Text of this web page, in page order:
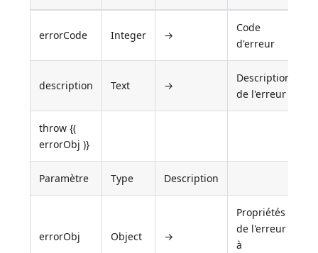
errorCode Integer →
Code
d'erreur
description Text →
Description
de l'erreur
throw {(
errorObj )}
Paramètre Type Description
errorObj Object →
Propriétés
de l'erreur
à